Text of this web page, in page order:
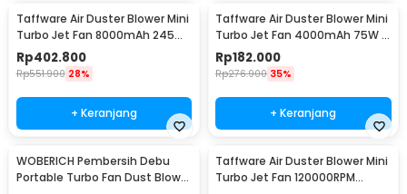
Taffware Air Duster Blower Mini
Turbo Jet Fan 8000mAh 245W
with Nozzle - C29
Rp402.800
Rp551.900 28%
+ Keranjang
Taffware Air Duster Blower Mini
Turbo Jet Fan 4000mAh 75W -
X3-S
Rp182.000
Rp276.900 35%
+ Keranjang
WOBERICH Pembersih Debu
Portable Turbo Fan Dust Blower
Taffware Air Duster Blower Mini
Turbo Jet Fan 120000RPM